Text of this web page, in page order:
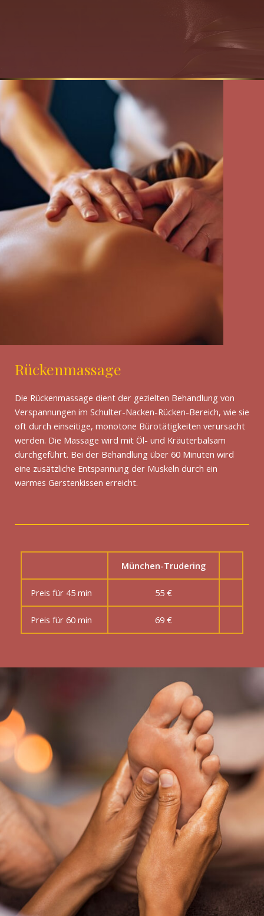
Rückenmassage
Die Rückenmassage dient der gezielten Behandlung von
Verspannungen im Schulter-Nacken-Rücken-Bereich, wie sie
oft durch einseitige, monotone Bürotätigkeiten verursacht
werden. Die Massage wird mit Öl- und Kräuterbalsam
durchgeführt. Bei der Behandlung über 60 Minuten wird
eine zusätzliche Entspannung der Muskeln durch ein
warmes Gerstenkissen erreicht.
München-Trudering
Preis für 45 min 55 €
Preis für 60 min 69 €